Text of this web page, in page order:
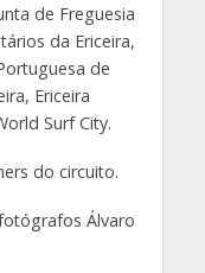
de Freguesia
da Ericeira,
de
Ericeira
Surf City.
do circuito.
Álvaro